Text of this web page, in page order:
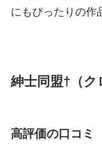
にもぴったりの作
紳士同盟†（ク
高評価の口コミ